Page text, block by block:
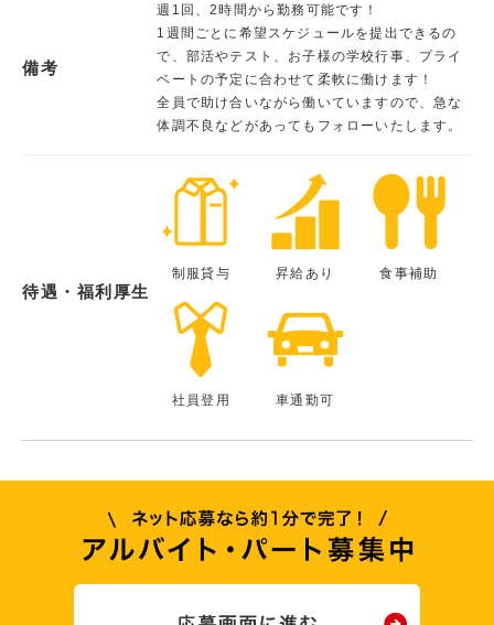
備考
週1回、2時間から勤務可能です！
1週間ごとに希望スケジュールを提出できるの
で、部活やテスト、お子様の学校行事、プライ
ベートの予定に合わせて柔軟に働けます！
全員で助け合いながら働いていますので、急な
体調不良などがあってもフォローいたします。
待遇・福利厚生
制服貸与 昇給あり 食事補助
社員登用 車通勤可